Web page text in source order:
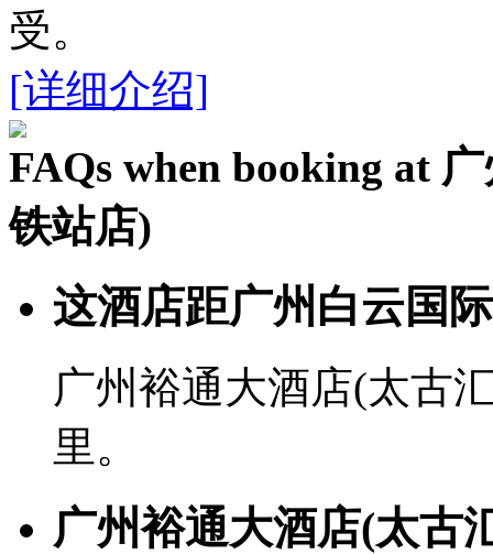
受。
[详细介绍]
FAQs when booking at
铁站店)
这酒店距广州白云国
广州裕通大酒店(太古
里。
广州裕通大酒店(太古